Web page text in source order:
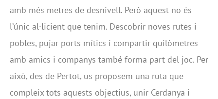
amb més metres de desnivell. Però aquest no és
l’únic al·licient que tenim. Descobrir noves rutes i
pobles, pujar ports mítics i compartir quilòmetres
amb amics i companys també forma part del joc. Per
això, des de Pertot, us proposem una ruta que
compleix tots aquests objectius, unir Cerdanya i